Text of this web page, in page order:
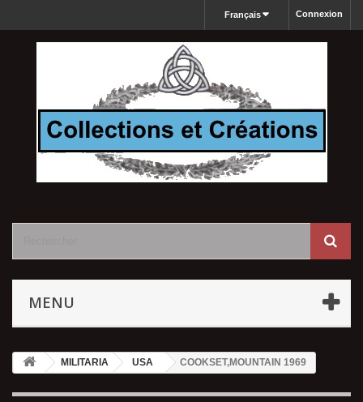
Connexion
Français
MENU
MILITARIA USA COOKSET,MOUNTAIN 1969